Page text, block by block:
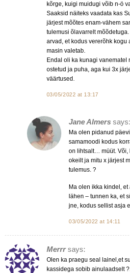
kõrge, kuigi muidugi võib n-ö
Saaksid näiteks vaadata kas
järjest mõõtes enam-vähem
tulemusi õlavarrelt
arvad, et kodus vererõhk
masin valetab.
Endal oli ka kunagi vanematel
ostetud ja puha, aga kui 3x
väärtused.
03/05/2022 at 13:17
Jane Almers says:
Ma olen pidanud
samamoodi kodus
on lihtsalt… müüt. Või,
okeilt ja mitu x järjest
tulemus. ?
Ma olen ikka kindel,
lähen – tunnen ka, et
jne, kodus sellist asja
03/05/2022 at 14:11
Merrr says:
Olen ka praegu seal lainel,et
kassidega sobib ainulaadselt